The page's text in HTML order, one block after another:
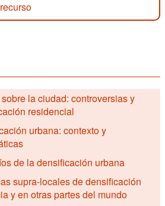
la ciudad: controversias y
residencial
urbana: contexto y
de la densificación urbana
supra-locales de densificación
y en otras partes del mundo